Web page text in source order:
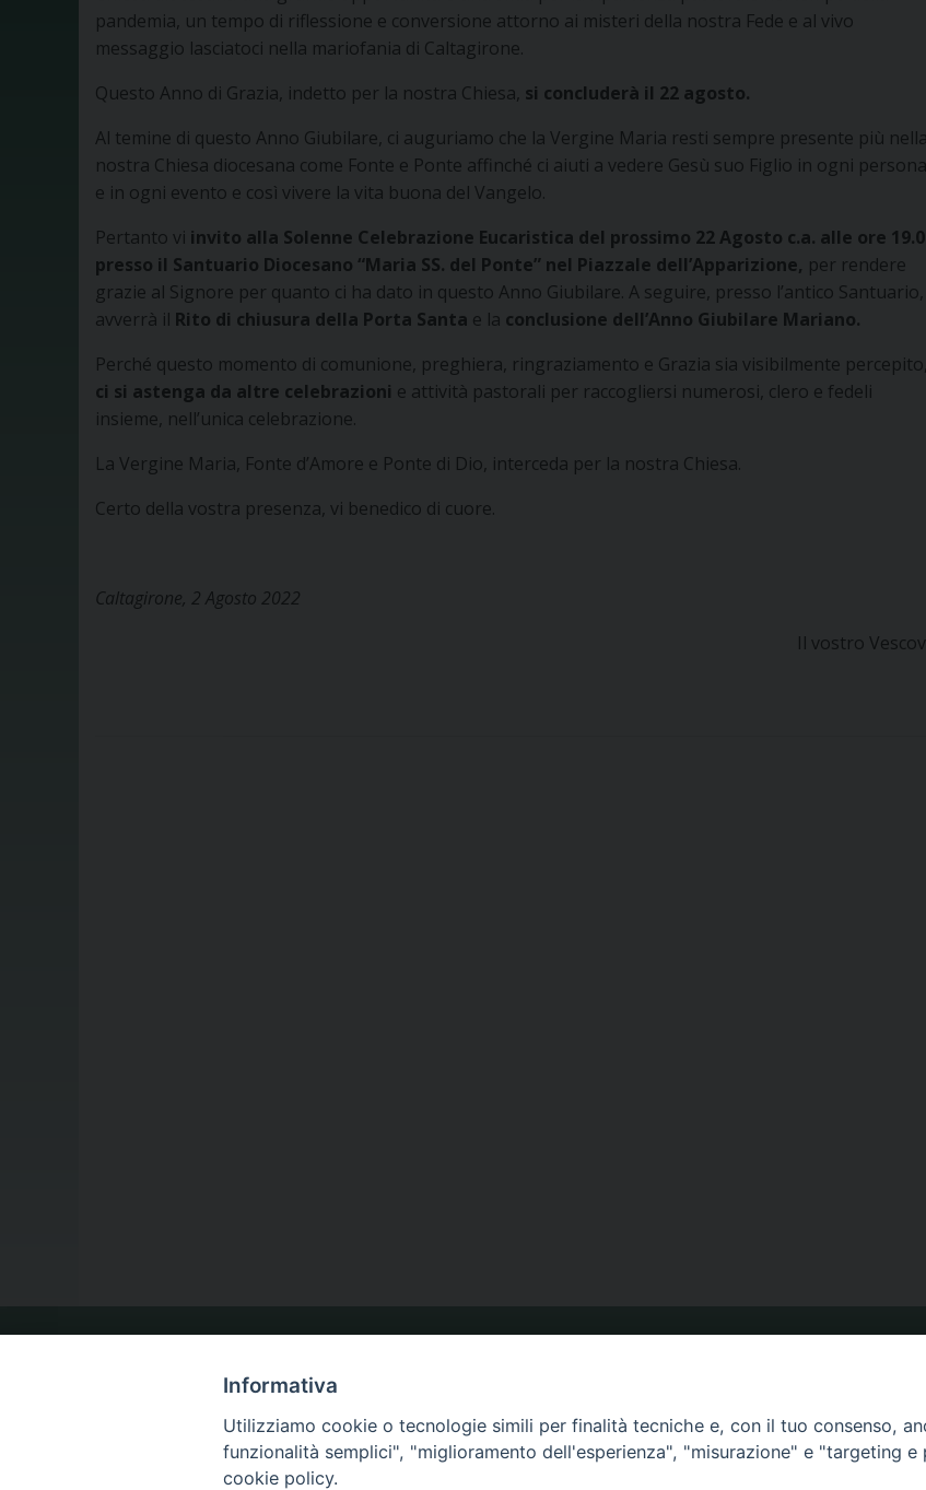
pandemia, un tempo di riflessione e conversione attorno ai misteri della nostra Fede e al vivo
messaggio lasciatoci nella mariofania di Caltagirone.
Questo Anno di Grazia, indetto per la nostra Chiesa, si concluderà il 22 agosto.
Al temine di questo Anno Giubilare, ci auguriamo che la Vergine Maria resti sempre presente più nella
nostra Chiesa diocesana come Fonte e Ponte affinché ci aiuti a vedere Gesù suo Figlio in ogni persona
e in ogni evento e così vivere la vita buona del Vangelo.
Pertanto vi invito alla Solenne Celebrazione Eucaristica del prossimo 22 Agosto c.a. alle ore
presso il Santuario Diocesano “Maria SS. del Ponte” nel Piazzale dell’Apparizione, per rendere
grazie al Signore per quanto ci ha dato in questo Anno Giubilare. A seguire, presso l’antico Santuario,
avverrà il Rito di chiusura della Porta Santa e la conclusione dell’Anno Giubilare Mariano.
Perché questo momento di comunione, preghiera, ringraziamento e Grazia sia visibilmente percepito,
ci si astenga da altre celebrazioni e attività pastorali per raccogliersi numerosi, clero e fedeli
insieme, nell’unica celebrazione.
La Vergine Maria, Fonte d’Amore e Ponte di Dio, interceda per la nostra Chiesa.
Certo della vostra presenza, vi benedico di cuore.
Caltagirone, 2 Agosto 2022
Il vostro
LA NOSTRA DIOCESI
IL VESCOVO
CALENDARIO PASTORALE
Informativa
Utilizziamo cookie o tecnologie simili per finalità tecniche e, con il tuo consenso,
funzionalità semplici", "miglioramento dell'esperienza", "misurazione" e "targeting
cookie policy.